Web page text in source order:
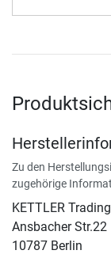
Zu den
zugehörige
KETTLER
Ansbacher Str.22
10787 Berlin